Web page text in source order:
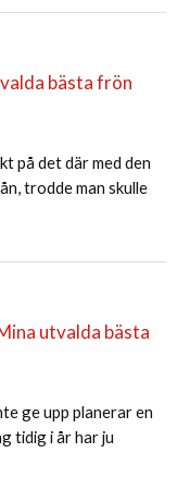
bästa frön
på det där med den
trodde man skulle
utvalda bästa
ge upp planerar en
tidig i år har ju